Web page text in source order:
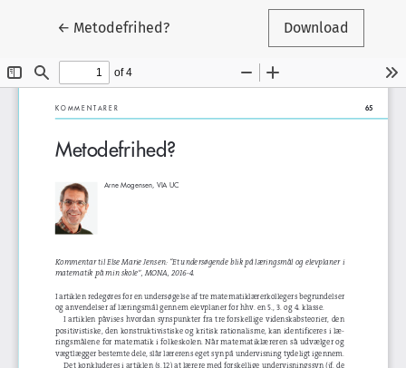
← Tilbage til artikeldetaljer
Metodefrihed? Download